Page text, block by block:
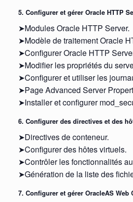
5. Configurer et gérer Oracle HTTP
➤Modules Oracle HTTP Server.
➤Modèle de traitement Oracle
➤Configurer Oracle HTTP
➤Modifier les propriétés du
➤Configurer et utiliser les
➤Page Advanced Server
➤Installer et configurer
6. Configurer des directives et des
➤Directives de conteneur.
➤Configurer des hôtes virtuels.
➤Contrôler les fonctionnalités
➤Génération de la liste des
7. Configurer et gérer OracleAS Web